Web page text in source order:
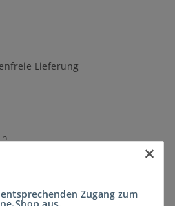
Lieferung
Frage zum Artikel
×
Zugang zum